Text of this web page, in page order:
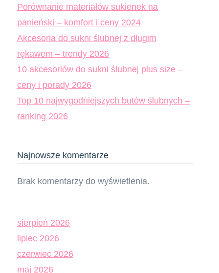
Porównanie materiałów sukienek na
panieński – komfort i ceny 2024
Akcesoria do sukni ślubnej z długim
rękawem – trendy 2026
10 akcesoriów do sukni ślubnej plus size –
ceny i porady 2026
Top 10 najwygodniejszych butów ślubnych –
ranking 2026
Najnowsze komentarze
Brak komentarzy do wyświetlenia.
sierpień 2026
lipiec 2026
czerwiec 2026
maj 2026